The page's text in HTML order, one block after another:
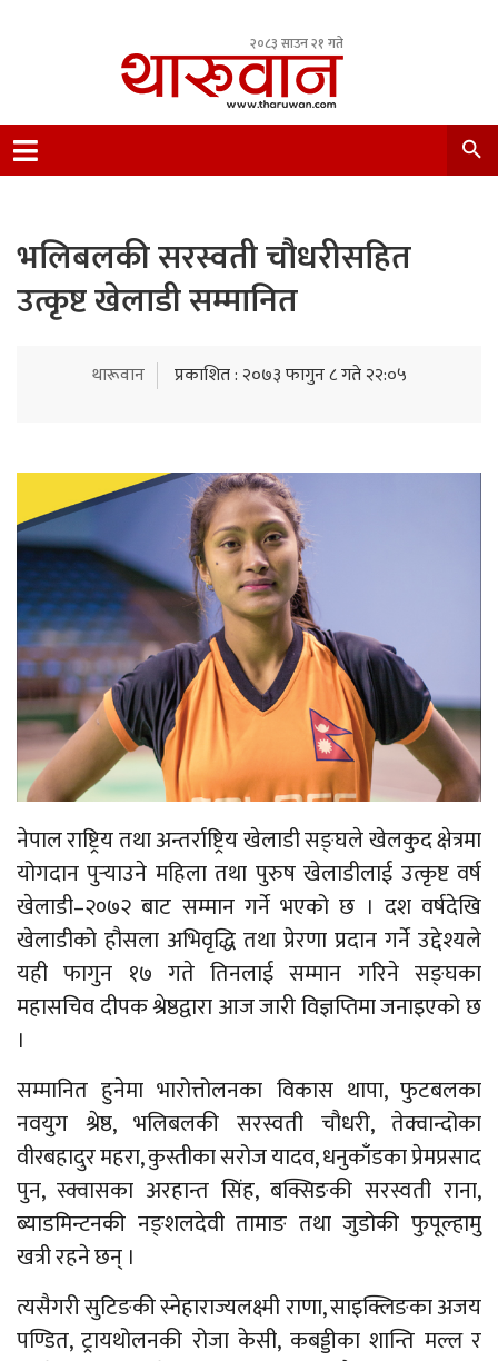
२०८३ साउन २१ गते
Nepal.
भलिबलकी सरस्वती चौधरीसहित
उत्कृष्ट खेलाडी सम्मानित
थारूवान प्रकाशित : २०७३ फागुन ८ गते २२:०५
नेपाल राष्ट्रिय तथा अन्तर्राष्ट्रिय खेलाडी सङ्घले खेलकुद क्षेत्रमा
योगदान पुर्‍याउने महिला तथा पुरुष खेलाडीलाई उत्कृष्ट वर्ष
खेलाडी–२०७२ बाट सम्मान गर्ने भएको छ । दश वर्षदेखि
खेलाडीको हौसला अभिवृद्धि तथा प्रेरणा प्रदान गर्ने उद्देश्यले
यही फागुन १७ गते तिनलाई सम्मान गरिने सङ्घका
महासचिव दीपक श्रेष्ठद्वारा आज जारी विज्ञप्तिमा जनाइएको छ
।
सम्मानित हुनेमा भारोत्तोलनका विकास थापा, फुटबलका
नवयुग श्रेष्ठ, भलिबलकी सरस्वती चौधरी, तेक्वान्दोका
वीरबहादुर महरा, कुस्तीका सरोज यादव, धनुकाँडका प्रेमप्रसाद
पुन, स्क्वासका अरहान्त सिंह, बक्सिङकी सरस्वती राना,
ब्याडमिन्टनकी नङ्शलदेवी तामाङ तथा जुडोकी फुपूल्हामु
खत्री रहने छन् ।
त्यसैगरी सुटिङकी स्नेहाराज्यलक्ष्मी राणा, साइक्लिङका अजय
पण्डित, ट्रायथोलनकी रोजा केसी, कबड्डीका शान्ति मल्ल र